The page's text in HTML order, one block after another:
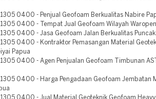
1305 0400 - Penjual Geofoam Berkualitas Nabire
1305 0400 - Tempat Jual Geofoam Wilayah
1305 0400 - Jasa Geofoam Jalan Berkualitas
1305 0400 - Kontraktor Pemasangan Material
Papua
1305 0400 - Agen Penjualan Geofoam Timbunan
1305 0400 - Harga Pengadaan Geofoam Jembatan
1305 0400 - Jual Material Geoteknik Geofoam